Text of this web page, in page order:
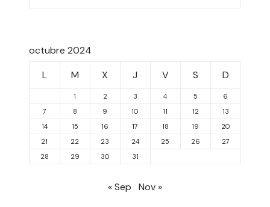
octubre 2024
L
M X J V S D
1 2 3 4 5
6
7
8 9 10 11 12
13
14
15 16 17 18 19
20
21
22 23 24 25 26
27
28
29 30 31
« Sep Nov »